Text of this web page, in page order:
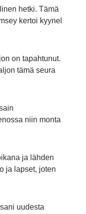
hetki. Tämä
kertoi kyynel
on tapahtunut.
tämä seura
niin monta
ja lähden
ja lapset, joten
uudesta